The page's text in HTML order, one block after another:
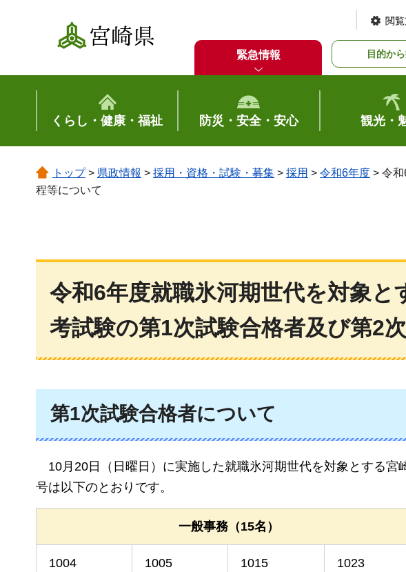
宮崎県
閲
緊急情報 目的か
くらし・健康・福祉 防災・安全・安心 観光・
トップ> 県政情報 > 採用・資格・試験・募集 > 採用 > 令和6年度 > 令
程等について
令和6年度就職氷河期世代を対象と
考試験の第1次試験合格者及び第2
第1次試験合格者について
10月20日
（日曜日）に実施した就職氷河期世代を対象とする
号は以下のとおりです。
一般事務（15名）
1004 1005 1015 1023